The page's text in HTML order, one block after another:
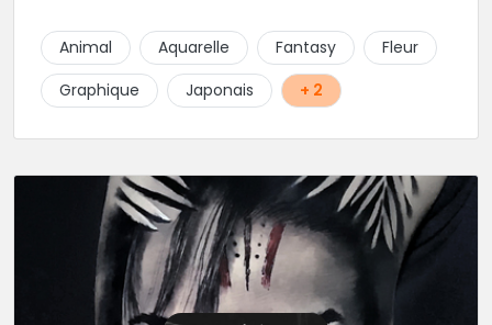
On vient de très loin pour se faire tatouer par cette
artiste ! N'hésitez pas à la contacter par téléphone:
0648079720 ou messages sur Instagram ou
Facebook.
Animal Aquarelle Fantasy
Fleur
Graphique
Japonais + 2